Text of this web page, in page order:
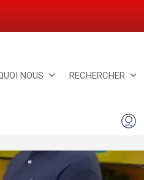
NOUS RECHERCHER